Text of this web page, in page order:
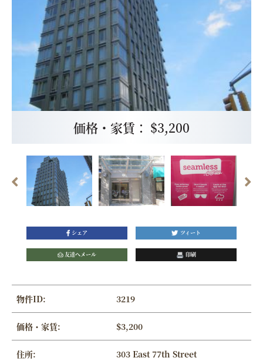
価格・家賃： $3,200
シェア ツィート
友達へメール 印刷
物件ID: 3219
価格・家賃: $3,200
住所: 303 East 77th Street